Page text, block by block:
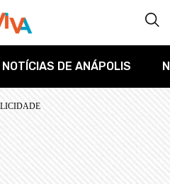
NOTÍCIAS DE ANÁPOLIS